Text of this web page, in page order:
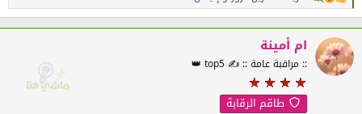
ل
ت
ف
ا
ع
ام أمينة
:: مراقبة عامة :: ✍️ top5 👑
طاقم الرقابة